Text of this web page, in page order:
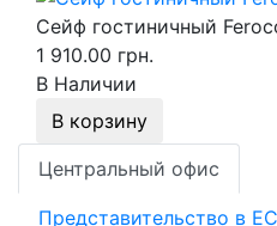
Сейф гостиничный
1 910.00 грн.
В Наличии
В корзину
Центральный офис
Представительство в ЕС